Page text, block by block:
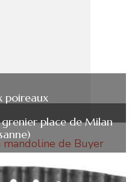
poireaux
place de Milan